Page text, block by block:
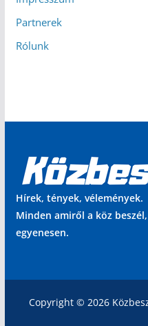
Partnerek
Rólunk
Hírek, tények, vélemények.
Minden amiről a köz
egyenesen.
Copyright © 2026